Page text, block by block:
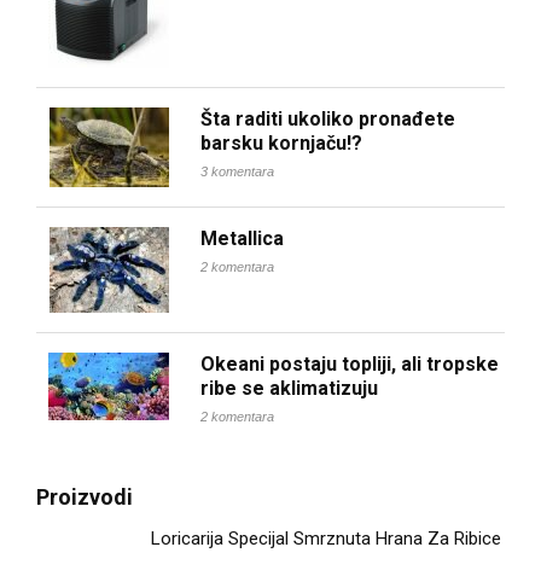
Šta raditi ukoliko pronađete
barsku kornjaču!?
3 komentara
Metallica
2 komentara
Okeani postaju topliji, ali tropske
ribe se aklimatizuju
2 komentara
Proizvodi
Loricarija Specijal Smrznuta Hrana Za Ribice